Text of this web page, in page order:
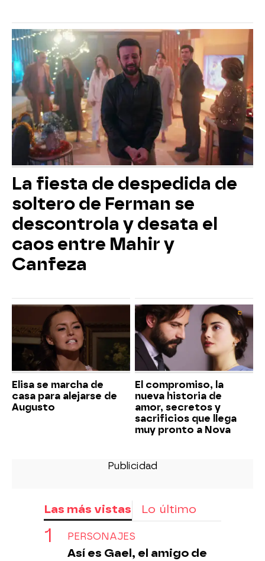
La fiesta de despedida de
soltero de Ferman se
descontrola y desata el
caos entre Mahir y
Canfeza
Elisa se marcha de
casa para alejarse de
Augusto
El compromiso, la
nueva historia de
amor, secretos y
sacrificios que llega
muy pronto a Nova
Las más vistas Lo último
PERSONAJES
Así es Gael, el amigo de